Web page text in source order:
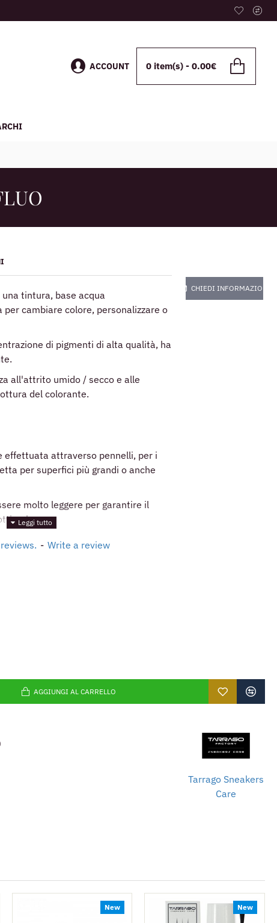
ACCOUNT 0 item(s) - 0.00€
tintura, base acqua
cambiare colore, personalizzare o
di pigmenti di alta qualità, ha
all'attrito umido / secco e alle
del colorante.
effettuata attraverso pennelli, per i
per superfici più grandi o anche
molto leggere per garantire il
strati sottili fino al risultato
di asciugatura tra gli strati è
asciugacapelli o un termosoffiatore.
dei colori Fluo, è consigliato
bianco "01" per ottenere un
prima dell'applicazione come
CHIEDI INFORMAZIONI
Tarrago Sneakers
Care
- Write a review
AGGIUNGI AL CARRELLO
New New